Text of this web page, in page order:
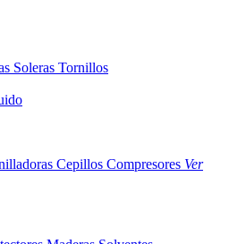
Soleras Tornillos
Cepillos Compresores Ver